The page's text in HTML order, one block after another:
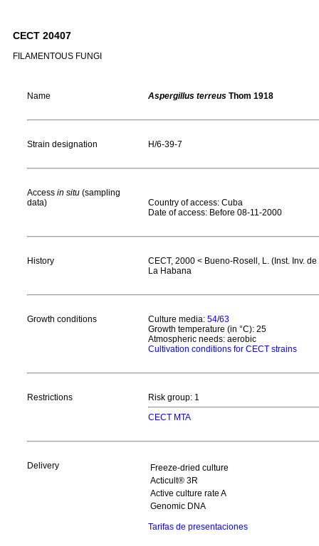
CECT 20407
FILAMENTOUS FUNGI
Name Aspergillus terreus Thom 1918
Strain designation H/6-39-7
Access in situ (sampling
data)
Country of access: Cuba
Date of access: Before 08-11-2000
History
CECT, 2000 < Bueno-Rosell, L. (Inst. Inv.
La Habana
Growth conditions Culture media: 54/63
Growth temperature (in °C): 25
Atmospheric needs: aerobic
Cultivation conditions for CECT strains
Restrictions
Risk group: 1
CECT MTA
Delivery
Freeze-dried culture
Acticult® 3R
Active culture rate A
Genomic DNA
Tarifas de presentaciones